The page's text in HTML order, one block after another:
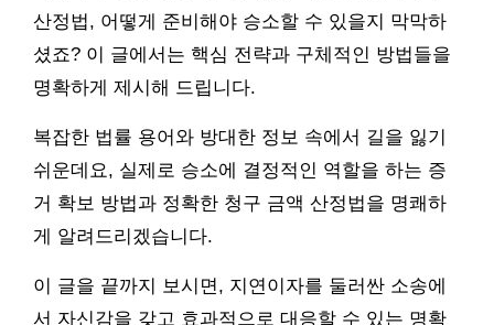
산정법, 어떻게 준비해야 승소할 수 있을지 막막하
셨죠? 이 글에서는 핵심 전략과 구체적인 방법들을
명확하게 제시해 드립니다.
복잡한 법률 용어와 방대한 정보 속에서 길을 잃기
쉬운데요, 실제로 승소에 결정적인 역할을 하는 증
거 확보 방법과 정확한 청구 금액 산정법을 명쾌하
게 알려드리겠습니다.
이 글을 끝까지 보시면, 지연이자를 둘러싼 소송에
서 자신감을 갖고 효과적으로 대응할 수 있는 명확